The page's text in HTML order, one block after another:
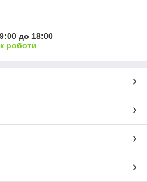
до 18:00
роботи